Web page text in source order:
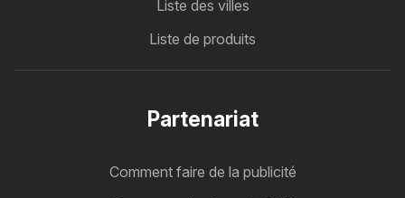
Liste des villes
Liste de produits
Partenariat
Comment faire de la publicité